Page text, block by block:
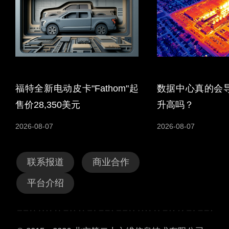
福特全新电动皮卡"Fathom"起
售价28,350美元
2026-08-07
数据中心真的会
升高吗？
2026-08-07
联系报道 商业合作
平台介绍